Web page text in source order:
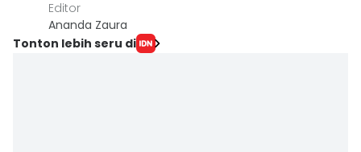
Editor
Ananda Zaura
Tonton lebih seru di